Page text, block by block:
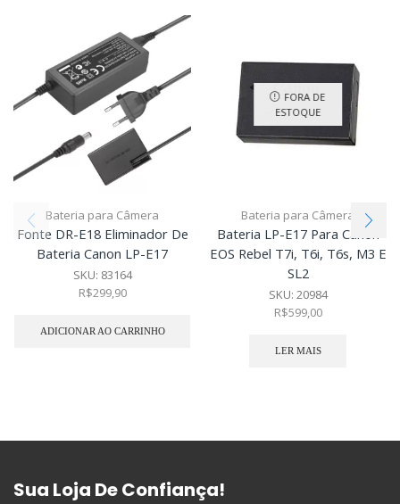
Bateria para Câmera
Fonte DR-E18 Eliminador De
Bateria Canon LP-E17
SKU: 83164
R$299,90
ADICIONAR AO CARRINHO
FORA DE
ESTOQUE
Bateria para Câmera
Bateria LP-E17 Para Canon
EOS Rebel T7i, T6i, T6s, M3 E
SL2
SKU: 20984
R$599,00
LER MAIS
Sua Loja De Confiança!